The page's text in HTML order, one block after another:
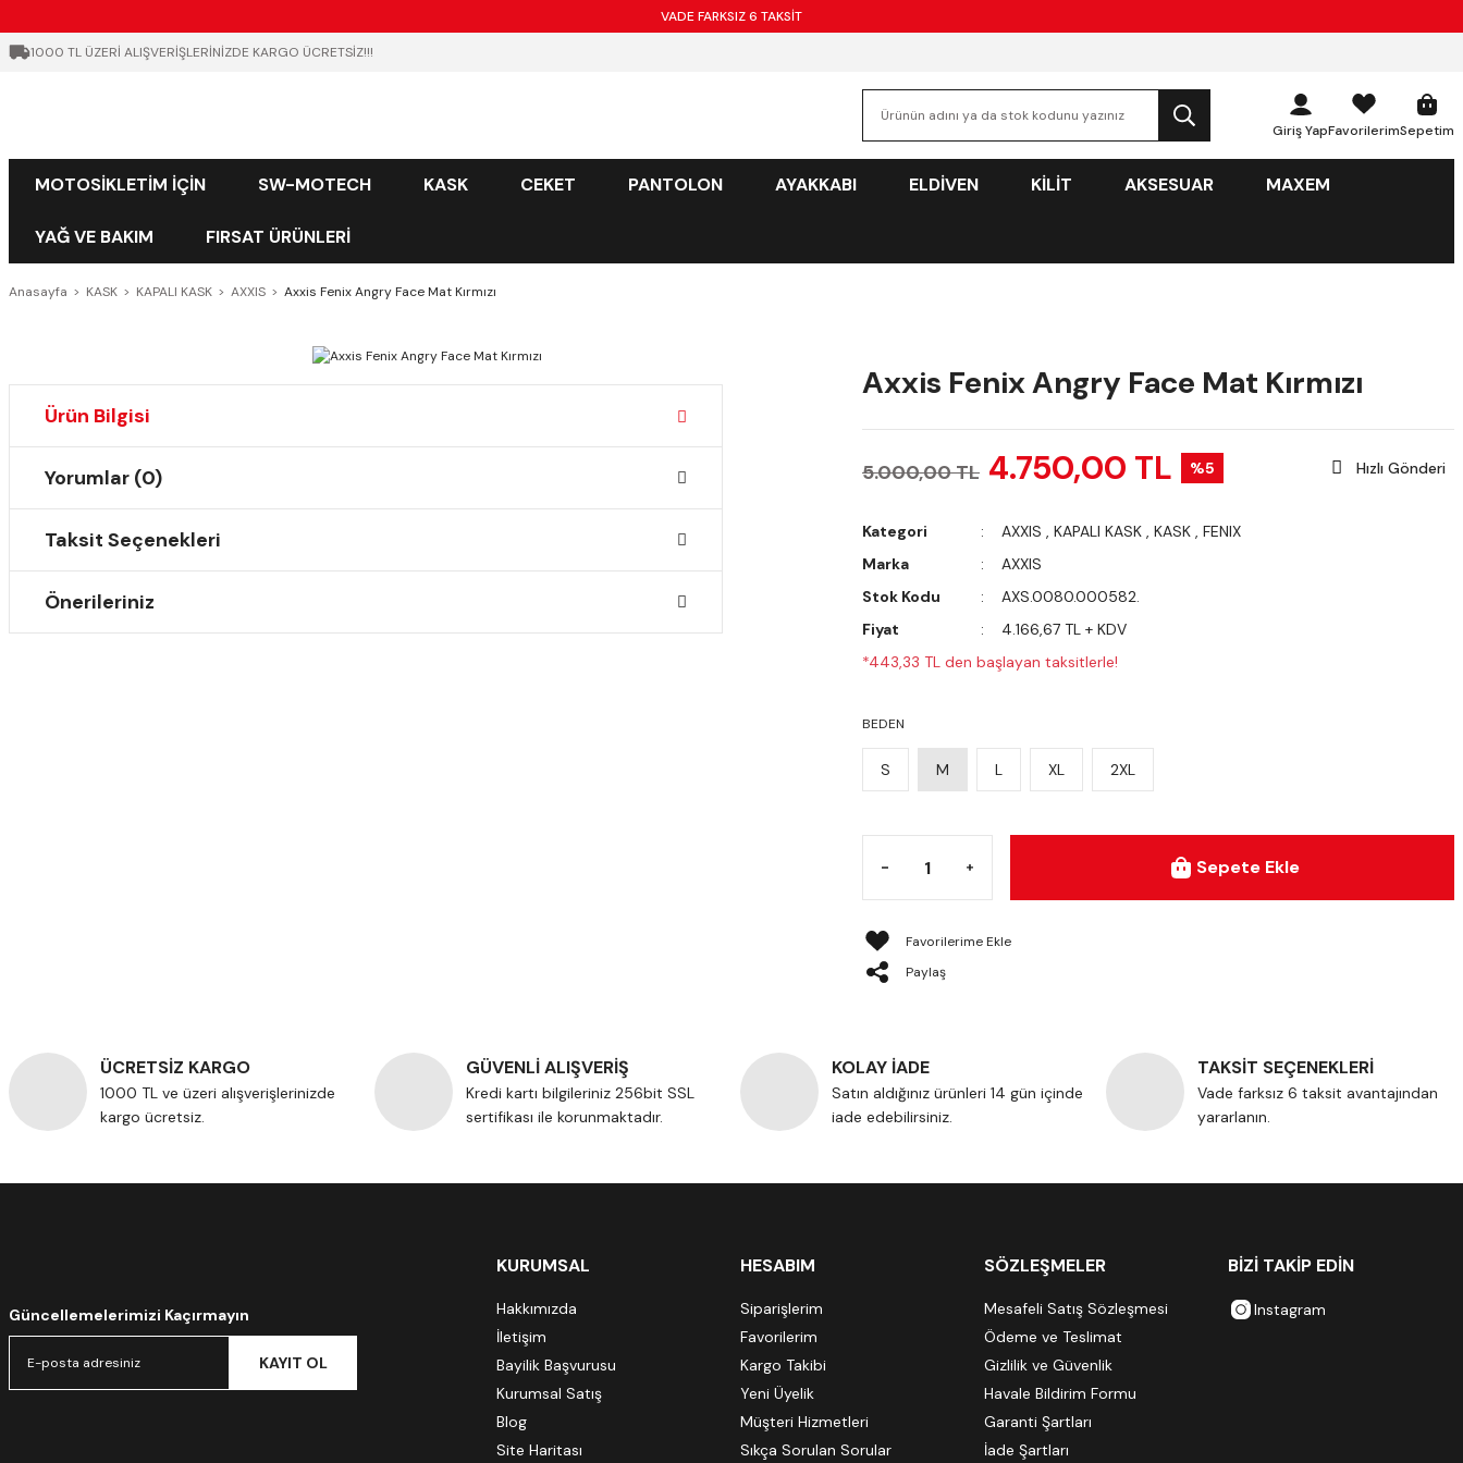
VADE FARKSIZ 6 TAKSİT
1000 TL ÜZERİ ALIŞVERİŞLERİNİZDE KARGO ÜCRETSİZ!!!
Giriş YapFavorilerimSepetim
MOTOSİKLETİM İÇİN SW-MOTECH KASK CEKET PANTOLON AYAKKABI ELDİVEN KİLİT AKSESUAR MAXEM
YAĞ VE BAKIM FIRSAT ÜRÜNLERİ
Anasayfa KASK KAPALI KASK AXXIS Axxis Fenix Angry Face Mat Kırmızı
Ürün Bilgisi
Yorumlar (0)
Taksit Seçenekleri
Önerileriniz
Axxis Fenix Angry Face Mat Kırmızı
5.000,00 TL 4.750,00 TL %5 Hızlı Gönderi
Kategori AXXIS , KAPALI KASK , KASK , FENIX
Marka
AXXIS
Stok Kodu
AXS.0080.000582.
Fiyat
4.166,67 TL + KDV
*443,33 TL den başlayan taksitlerle!
BEDEN
S M L XL 2XL
Sepete Ekle
Paylaş
ÜCRETSİZ KARGO
1000 TL ve üzeri alışverişlerinizde
kargo ücretsiz.
GÜVENLİ ALIŞVERİŞ
Kredi kartı bilgileriniz 256bit SSL
sertifikası ile korunmaktadır.
KOLAY İADE
Satın aldığınız ürünleri 14 gün içinde
iade edebilirsiniz.
TAKSİT SEÇENEKLERİ
Vade farksız 6 taksit avantajından
yararlanın.
Güncellemelerimizi Kaçırmayın
KAYIT OL
KURUMSAL
Hakkımızda
İletişim
Bayilik Başvurusu
Kurumsal Satış
Blog
Site Haritası
HESABIM
Siparişlerim
Favorilerim
Kargo Takibi
Yeni Üyelik
Müşteri Hizmetleri
Sıkça Sorulan Sorular
SÖZLEŞMELER
Mesafeli Satış Sözleşmesi
Ödeme ve Teslimat
Gizlilik ve Güvenlik
Havale Bildirim Formu
Garanti Şartları
İade Şartları
BİZİ TAKİP EDİN
Instagram